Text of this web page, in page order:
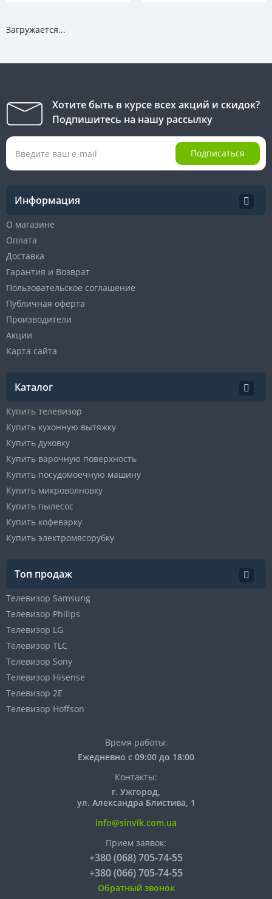
Загружается...
Хотите быть в курсе всех акций и скидок?
Подпишитесь на нашу рассылку
Подписаться
Информация
О магазине
Оплата
Доставка
Гарантия и Возврат
Пользовательское соглашение
Публичная оферта
Производители
Акции
Карта сайта
Каталог
Купить телевизор
Купить кухонную вытяжку
Купить духовку
Купить варочную поверхность
Купить посудомоечную машину
Купить микроволновку
Купить пылесос
Купить кофеварку
Купить электромясорубку
Топ продаж
Телевизор Samsung
Телевизор Philips
Телевизор LG
Телевизор TLC
Телевизор Sony
Телевизор Hisense
Телевизор 2E
Телевизор Hoffson
Время работы:
Ежедневно с 09:00 до 18:00
Контакты:
г. Ужгород,
ул. Александра Блистива, 1
info@sinvik.com.ua
Прием заявок:
+380 (068) 705-74-55
+380 (066) 705-74-55
Обратный звонок